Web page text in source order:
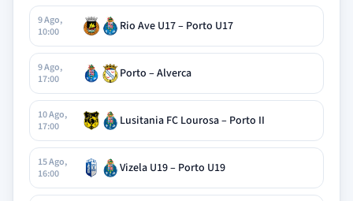
9 Ago,
10:00
Rio Ave U17 – Porto U17
9 Ago,
17:00
Porto – Alverca
10 Ago,
17:00
Lusitania FC Lourosa – Porto II
15 Ago,
16:00
Vizela U19 – Porto U19